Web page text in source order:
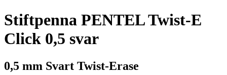
Stiftpenna PENTEL Twist-E
Click 0,5 svar
0,5 mm Svart Twist-Erase